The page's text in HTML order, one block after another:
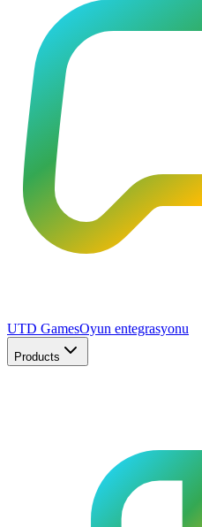
UTD GamesOyun entegrasyonu
Products